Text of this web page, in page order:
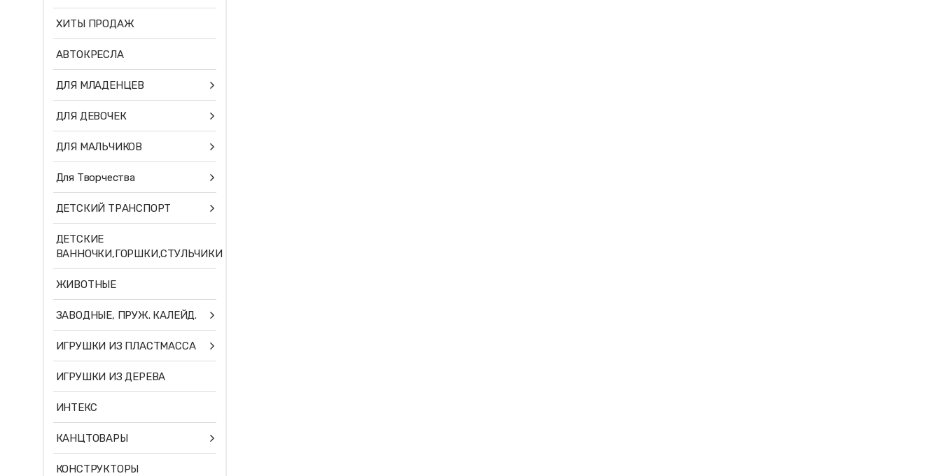
ХИТЫ ПРОДАЖ
АВТОКРЕСЛА
ДЛЯ МЛАДЕНЦЕВ
ДЛЯ ДЕВОЧЕК
ДЛЯ МАЛЬЧИКОВ
Для Творчества
ДЕТСКИЙ ТРАНСПОРТ
ДЕТСКИЕ
ВАННОЧКИ,ГОРШКИ,СТУЛЬЧИКИ
ЖИВОТНЫЕ
ЗАВОДНЫЕ, ПРУЖ. КАЛЕЙД.
ИГРУШКИ ИЗ ПЛАСТМАССА
ИГРУШКИ ИЗ ДЕРЕВА
ИНТЕКС
КАНЦТОВАРЫ
КОНСТРУКТОРЫ